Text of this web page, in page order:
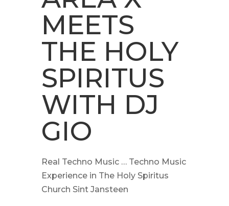
MEETS
THE HOLY
SPIRITUS
WITH DJ
GIO
Real Techno Music … Techno Music
Experience in The Holy Spiritus
Church Sint Jansteen